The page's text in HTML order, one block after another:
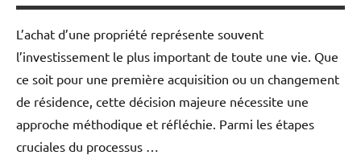
L’achat d’une propriété représente souvent
l’investissement le plus important de toute une vie. Que
ce soit pour une première acquisition ou un changement
de résidence, cette décision majeure nécessite une
approche méthodique et réfléchie. Parmi les étapes
cruciales du processus …